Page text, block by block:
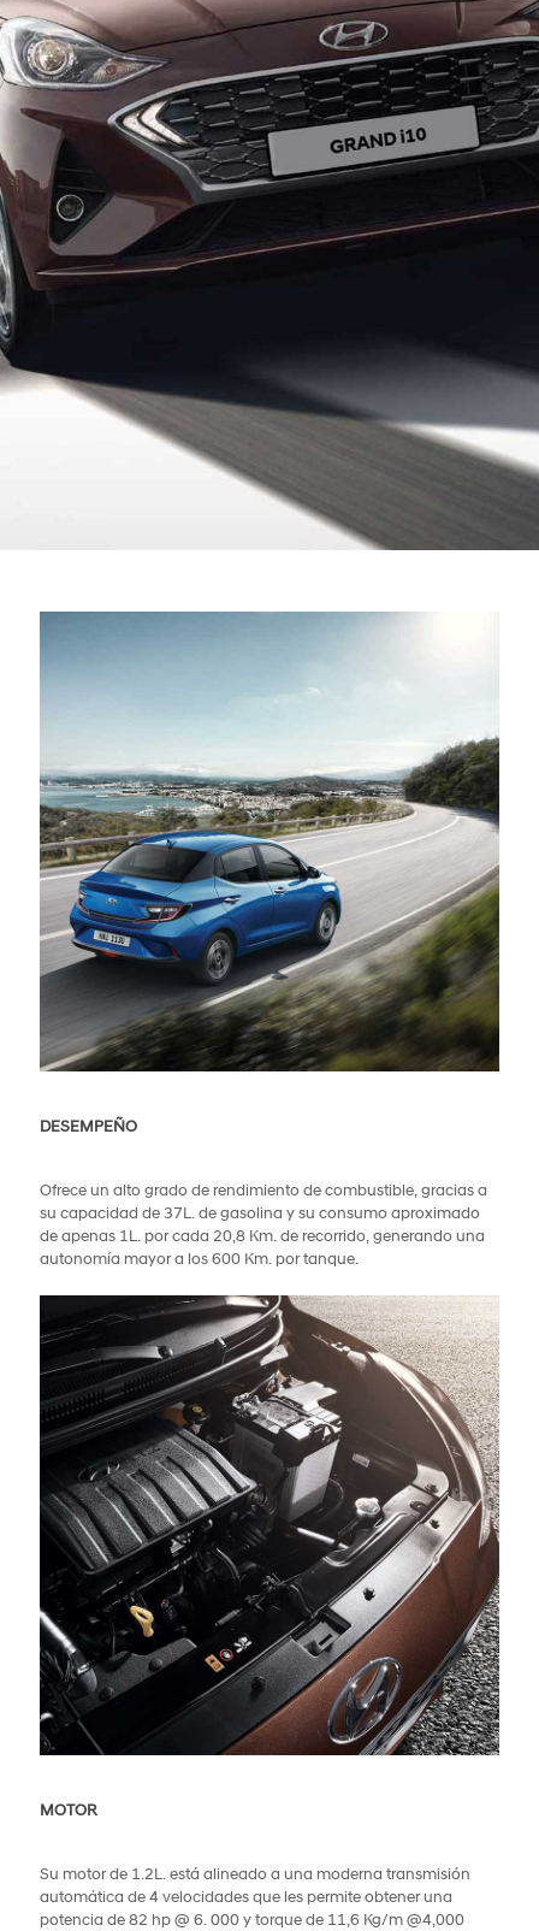
DESEMPEÑO
Ofrece un alto grado de rendimiento de combustible, gracias a
su capacidad de 37L. de gasolina y su consumo aproximado
de apenas 1L. por cada 20,8 Km. de recorrido, generando una
autonomía mayor a los 600 Km. por tanque.
MOTOR
Su motor de 1.2L. está alineado a una moderna transmisión
automática de 4 velocidades que les permite obtener una
potencia de 82 hp @ 6. 000 y torque de 11,6 Kg/m @4,000